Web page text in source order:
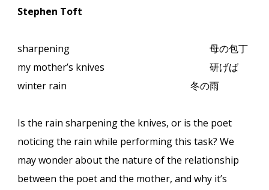
Stephen Toft
sharpening
母の包丁
my mother’s knives
研げば
winter rain
冬の雨
Is the rain sharpening the knives, or is the poet
noticing the rain while performing this task? We
may wonder about the nature of the relationship
between the poet and the mother, and why it’s